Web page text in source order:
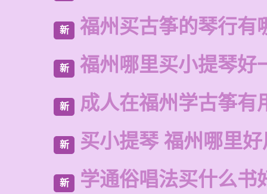
新 福州买古筝的琴行有
新 福州哪里买小提琴好
新 成人在福州学古筝有
新 买小提琴 福州哪里
新 学通俗唱法买什么书